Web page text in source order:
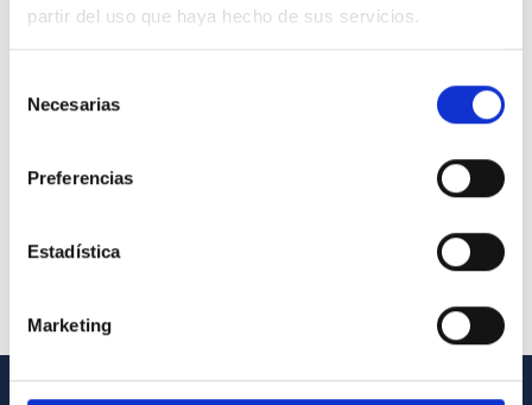
partir del uso que haya hecho de sus servicios.
Necesarias
Preferencias
Estadística
Marketing